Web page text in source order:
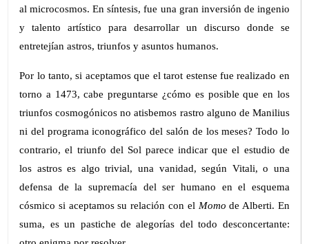
al microcosmos. En síntesis, fue una gran inversión de ingenio
y talento artístico para desarrollar un discurso donde se
entretejían astros, triunfos y asuntos humanos.
Por lo tanto, si aceptamos que el tarot estense fue realizado en
torno a 1473, cabe preguntarse ¿cómo es posible que en los
triunfos cosmogónicos no atisbemos rastro alguno de Manilius
ni del programa iconográfico del salón de los meses? Todo lo
contrario, el triunfo del Sol parece indicar que el estudio de
los astros es algo trivial, una vanidad, según Vitali, o una
defensa de la supremacía del ser humano en el esquema
cósmico si aceptamos su relación con el Momo de Alberti. En
suma, es un pastiche de alegorías del todo desconcertante: